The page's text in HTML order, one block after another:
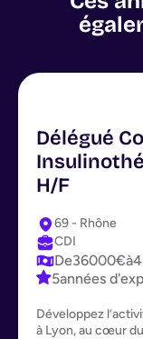
Délégué
H/F
69 - Rhône
CDI
De36000€à
5années
Développez
à Lyon, au cœur